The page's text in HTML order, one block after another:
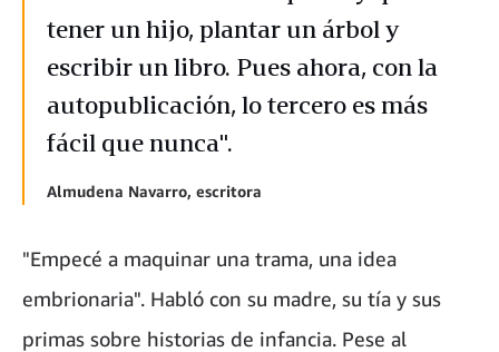
tener un hijo, plantar un árbol y
escribir un libro. Pues ahora, con la
autopublicación, lo tercero es más
fácil que nunca".
Almudena Navarro, escritora
"Empecé a maquinar una trama, una idea
embrionaria". Habló con su madre, su tía y sus
primas sobre historias de infancia. Pese al